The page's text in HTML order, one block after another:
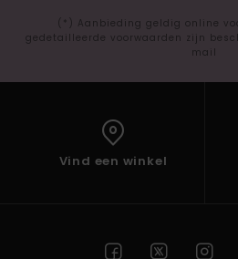
(*) Aanbieding geldig online
gedetailleerde voorwaarden zijn
mail
Vind een winkel